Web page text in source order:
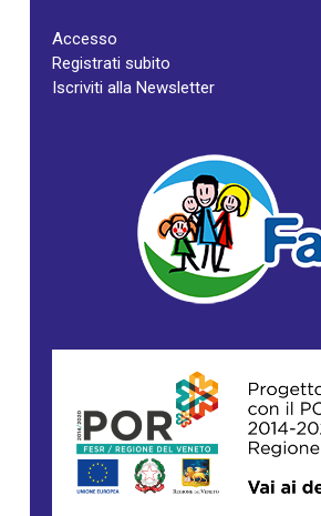
Accesso
Registrati subito
Iscriviti alla Newsletter